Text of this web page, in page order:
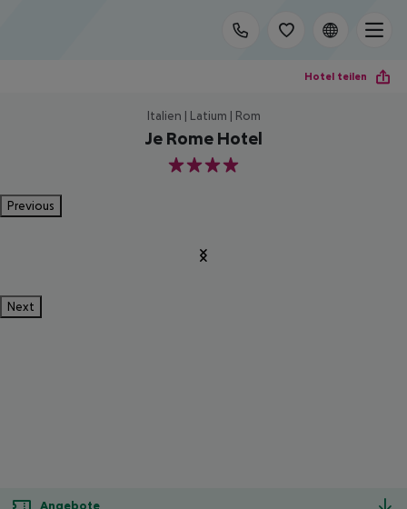
Hotel teilen
Italien | Latium | Rom
Je Rome Hotel
4
Previous
Next
Angebote